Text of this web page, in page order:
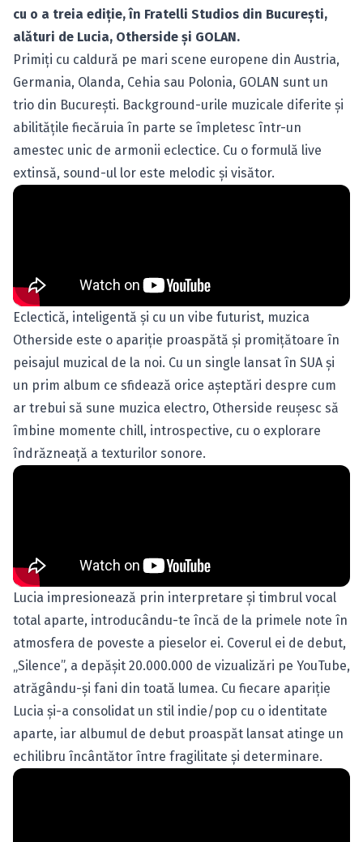
cu o a treia ediţie, în Fratelli Studios din Bucureşti,
alături de Lucia, Otherside şi GOLAN.
Primiţi cu caldură pe mari scene europene din Austria,
Germania, Olanda, Cehia sau Polonia, GOLAN sunt un
trio din Bucureşti. Background-urile muzicale diferite şi
abilităţile fiecăruia în parte se împletesc într-un
amestec unic de armonii eclectice. Cu o formulă live
extinsă, sound-ul lor este melodic şi visător.
Eclectică, inteligentă şi cu un vibe futurist, muzica
Otherside este o apariţie proaspătă şi promiţătoare în
peisajul muzical de la noi. Cu un single lansat în SUA şi
un prim album ce sfidează orice aşteptări despre cum
ar trebui să sune muzica electro, Otherside reuşesc să
îmbine momente chill, introspective, cu o explorare
îndrăzneaţă a texturilor sonore.
Lucia impresionează prin interpretare şi timbrul vocal
total aparte, introducându-te încă de la primele note în
atmosfera de poveste a pieselor ei. Coverul ei de debut,
„Silence”, a depăşit 20.000.000 de vizualizări pe YouTube,
atrăgându-şi fani din toată lumea. Cu fiecare apariţie
Lucia şi-a consolidat un stil indie/pop cu o identitate
aparte, iar albumul de debut proaspăt lansat atinge un
echilibru încântător între fragilitate şi determinare.